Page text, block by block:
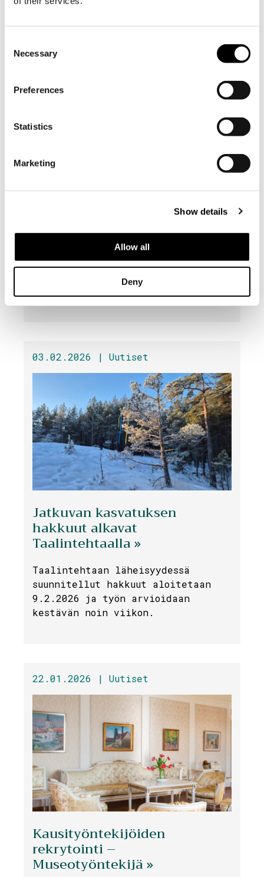
Selection
Necessary
Preferences
Statistics
Marketing
Show details
Allow all
Deny
Uusi metsien, kiinteistöjen ja
tuotannon hallinnasta
Söderlångvikin kartanossa »
Toivotamme uuden tilanhoitajamme
Johan Roosin lämpimästi
tervetulleeksi Söderlångvikin
03.02.2026 | Uutiset
Jatkuvan kasvatuksen
hakkuut alkavat
Taalintehtaalla »
Taalintehtaan läheisyydessä
suunnitellut hakkuut aloitetaan
9.2.2026 ja työn arvioidaan
kestävän noin viikon.
22.01.2026 | Uutiset
Kausityöntekijöiden
rekrytointi –
Museotyöntekijä »